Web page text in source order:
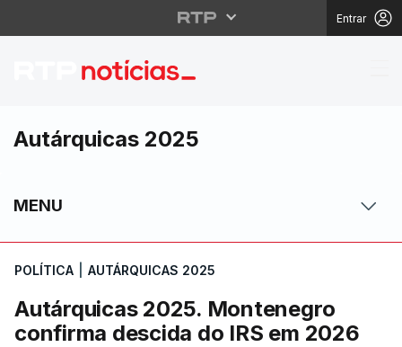
Entrar
Autárquicas 2025.
Autárquicas 2025
MENU
POLÍTICA AUTÁRQUICAS 2025
Autárquicas 2025. Montenegro
confirma descida do IRS em 2026